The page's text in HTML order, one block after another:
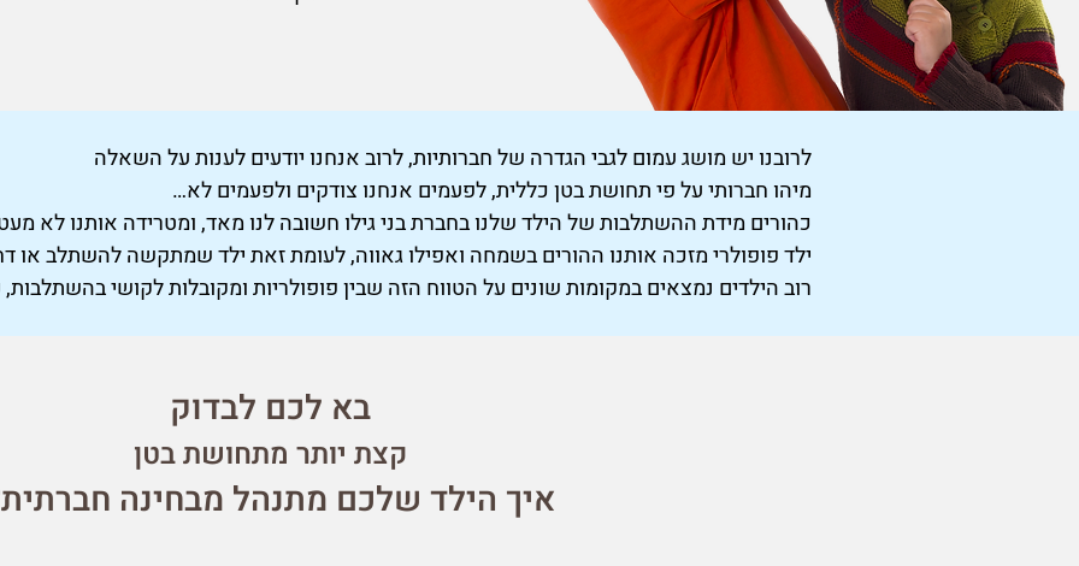
לרובנו יש מושג עמום לגבי הגדרה של חברותיות, לרוב אנחנו יודעים לענות על השאלה
מיהו חברותי על פי תחושת בטן כללית, לפעמים אנחנו צודקים ולפעמים לא…
כהורים מידת ההשתלבות של הילד שלנו בחברת בני גילו חשובה לנו מאד, ומטרידה אותנו לא
ילד פופולרי מזכה אותנו ההורים בשמחה ואפילו גאווה, לעומת זאת ילד שמתקשה להשתלב או
רוב הילדים נמצאים במקומות שונים על הטווח הזה שבין פופולריות ומקובלות לקושי
בא לכם לבדוק
קצת יותר מתחושת בטן
איך הילד שלכם מתנהל מבחינה